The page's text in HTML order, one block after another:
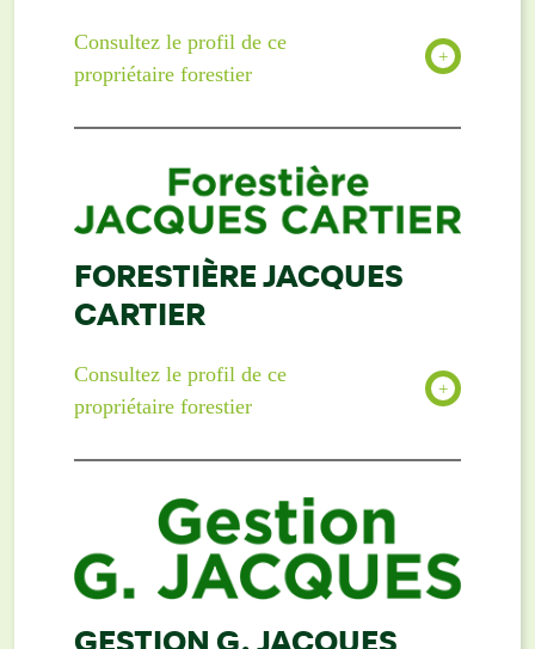
Consultez le profil de ce
propriétaire forestier
FORESTIÈRE JACQUES
CARTIER
Consultez le profil de ce
propriétaire forestier
GESTION G. JACQUES